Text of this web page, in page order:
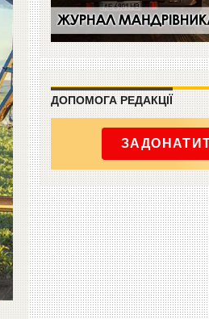
ДОПОМОГА РЕДАКЦІЇ